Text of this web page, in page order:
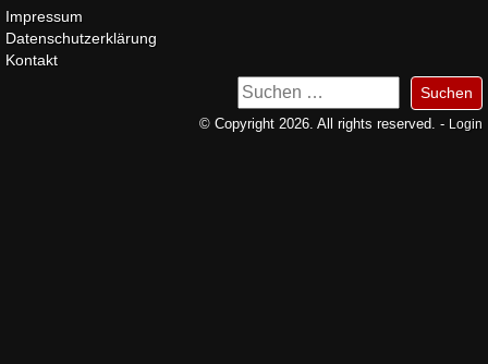
Impressum
Datenschutzerklärung
Kontakt
Suchen
nach:
© Copyright 2026. All rights reserved. - Login